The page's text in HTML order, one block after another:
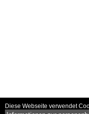
Diese Webseite verwendet